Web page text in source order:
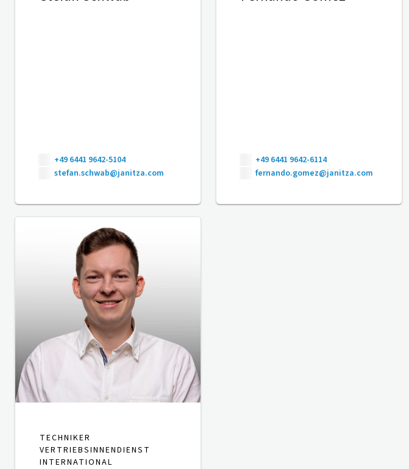
+49 6441 9642-5104
stefan.schwab@janitza.com
+49 6441 9642-6114
fernando.gomez@janitza.com
TECHNIKER
VERTRIEBSINNENDIENST
INTERNATIONAL